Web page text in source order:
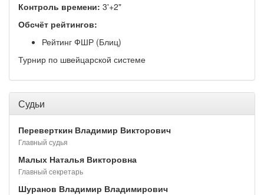
Контроль времени: 3'+2"
Обсчёт рейтингов:
Рейтинг ФШР (Блиц)
Турнир по швейцарской системе
Судьи
Переверткин Владимир Викторович
Главный судья
Малых Наталья Викторовна
Главный секретарь
Шуранов Владимир Владимирович